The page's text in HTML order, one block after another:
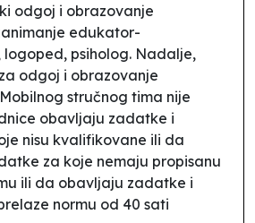
odgoj i obrazovanje
edukator-
psiholog. Nadalje,
odgoj i obrazovanje
stručnog tima nije
obavljaju zadatke i
nisu kvalifikovane ili da
za koje nemaju propisanu
ili da obavljaju zadatke i
normu od 40 sati